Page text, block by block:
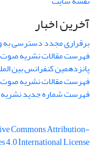
آخرین اخبار
برقراری مجدد دسترسی به
فهرست مقالات نشریه صوت
پانزدهمین کنفرانس بین
فهرست مقالات نشریه صوت
فهرست شماره جدید
Commons Attribution-
4.0 International License